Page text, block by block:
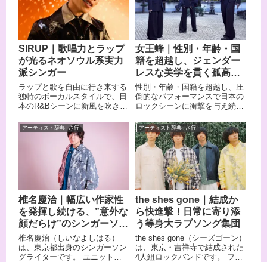
SIRUP｜歌唱力とラップ
が光るネオソウル系実力
派シンガー
ラップと歌を自由に行き来する
独特のボーカルスタイルで、日
本のR&Bシーンに新風を吹き込
SIRUP（シラップ）。 ネオソ
ウル、R&B、ゴスペル、ヒップ
ホップを融合させた洗練された
サウンドは、誰もがFEEL
GOODになれる心地よさを持っ
ています。 日本武道館での単独
公演やFUJI ROCK FESTIVAL
への出演、Honda「VEZEL
TOURING」のCMソングへの起
用など、国内外から高い評価を
受ける彼の魅力とおすすめ楽曲
を紹介します。
女王蜂｜性別・年齢・国
籍を超越し、ジェンダー
レスな美学を貫く孤高の
ロックバンド
性別・年齢・国籍を超越し、圧
倒的なパフォーマンスで日本の
ロックシーンに衝撃を与え続け
ヴちゃん(ボーカル)、やしちゃ
ん(ベース)、ひばりくん(ギター)
の3人で構成されるロックバン
ドとして、独創的な世界観と音
楽性を武器に唯一無二の存在感
を放っています。アニメ「推し
の子」エンディング主題歌「メ
フィスト」は累計ストリーム数
1億回を突破し、THE FIRST
TAKEでの「BL」は1500万再生
を記録しました。日本武道館で
の単独公演も成功させていま
す。この記事では、属性で判断
されることを拒み、音楽性だけ
で勝負するバンドの全貌に迫り
アーティスト辞典 -さ行-
椎名慶治｜幅広い作家性
を発揮し続ける、”意外な
顔だらけ”のシンガーソン
グライター
椎名慶治（しいなよしはる）
は、東京都出身のシンガーソン
グライターです。 ユニット
アーティスト辞典 -さ行-
the shes gone｜結成か
ら快進撃！日常に寄り添
う等身大ラブソング集団
the shes gone（シーズゴーン）
は、東京・吉祥寺で結成された
4人組ロックバンドです。 ファ